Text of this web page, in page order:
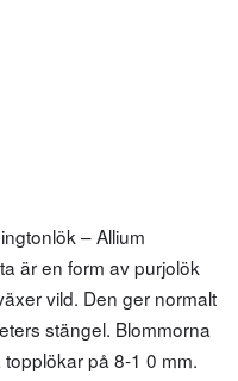
– Allium
är en form av purjolök
vild. Den ger normalt
stängel. Blommorna
på 8-1 0 mm.